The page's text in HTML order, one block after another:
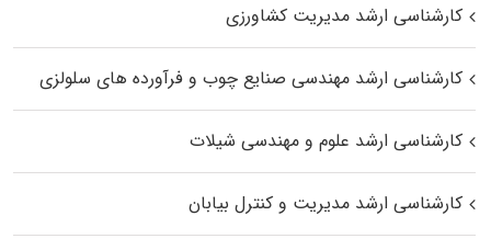
کارشناسی ارشد مدیریت کشاورزی
کارشناسی ارشد مهندسی صنایع چوب و فرآورده‌ های سلولزی
کارشناسی ارشد علوم و مهندسی شیلات
کارشناسی ارشد مدیریت و کنترل بیابان